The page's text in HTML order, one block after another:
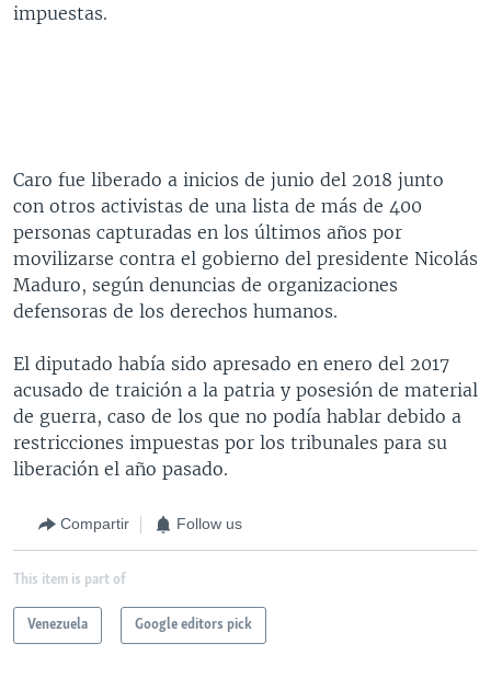
impuestas.
Caro fue liberado a inicios de junio del 2018 junto
con otros activistas de una lista de más de 400
personas capturadas en los últimos años por
movilizarse contra el gobierno del presidente Nicolás
Maduro, según denuncias de organizaciones
defensoras de los derechos humanos.
El diputado había sido apresado en enero del 2017
acusado de traición a la patria y posesión de material
de guerra, caso de los que no podía hablar debido a
restricciones impuestas por los tribunales para su
liberación el año pasado.
Compartir Follow us
This item is part of
Venezuela Google editors pick